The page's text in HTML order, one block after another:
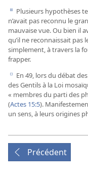
d Plusieurs hypothèses
n’avait pas reconnu le
mauvaise vue. Ou bien il
qu’il ne reconnaissait
simplement, à travers la
frapper.
e En 49, lors du débat
des Gentils à la Loi
« membres du parti des
(Actes 15:5).
un sens, à leurs origines
Précédent